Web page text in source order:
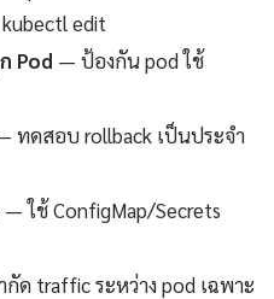
edit
Pod — ป้องกัน pod ใช้
ทดสอบ rollback เป็นประจำ
— ใช้ ConfigMap/Secrets
ด traffic ระหว่าง pod เฉพาะ